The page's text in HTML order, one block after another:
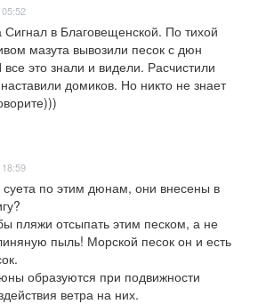
Сигнал в Благовещенской. По тихой
мазута вывозили песок с дюн
это знали и видели. Расчистили
домиков. Но никто не знает
по этим дюнам, они внесены в
пляжи отсыпать этим песком, а не
пыль! Морской песок он и есть
образуются при подвижности
ветра на них.